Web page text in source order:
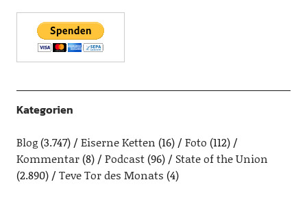
Kategorien
Blog(3.747) Eiserne Ketten (16) Foto (112)
Kommentar(8) Podcast(96)
State of the Union
(2.890)
Teve Tor des Monats (4)